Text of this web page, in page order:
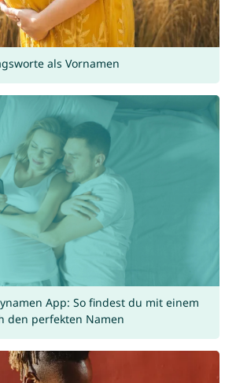
als Vornamen
App: So findest du mit einem
den perfekten Namen